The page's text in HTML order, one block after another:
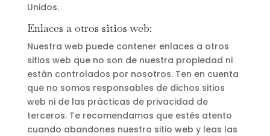
Unidos.
Enlaces a otros sitios web:
Nuestra web puede contener enlaces a otros
sitios web que no son de nuestra propiedad ni
están controlados por nosotros. Ten en cuenta
que no somos responsables de dichos sitios
web ni de las prácticas de privacidad de
terceros. Te recomendamos que estés atento
cuando abandones nuestro sitio web y leas las